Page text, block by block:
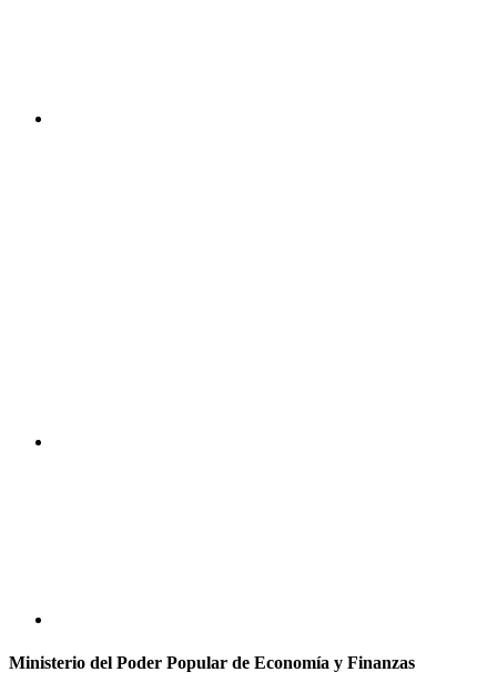
Ministerio del Poder Popular de Economía y Finanzas